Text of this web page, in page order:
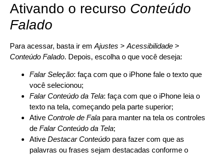
Ativando o recurso Conteúdo
Falado
Para acessar, basta ir em Ajustes > Acessibilidade >
Conteúdo Falado. Depois, escolha o que você deseja:
Falar Seleção: faça com que o iPhone fale o texto que
você selecionou;
Falar Conteúdo da Tela: faça com que o iPhone leia o
texto na tela, começando pela parte superior;
Ative Controle de Fala para manter na tela os controles
de Falar Conteúdo da Tela;
Ative Destacar Conteúdo para fazer com que as
palavras ou frases sejam destacadas conforme o